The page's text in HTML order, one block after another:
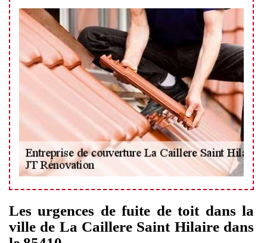
Les urgences de fuite de toit dans la
ville de La Caillere Saint Hilaire dans